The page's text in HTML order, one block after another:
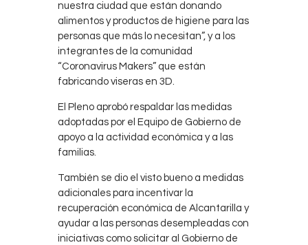
nuestra ciudad que están donando
alimentos y productos de higiene para las
personas que más lo necesitan”, y a los
integrantes de la comunidad
“Coronavirus Makers” que están
fabricando viseras en 3D.
El Pleno aprobó respaldar las medidas
adoptadas por el Equipo de Gobierno de
apoyo a la actividad económica y a las
familias.
También se dio el visto bueno a medidas
adicionales para incentivar la
recuperación económica de Alcantarilla y
ayudar a las personas desempleadas con
iniciativas como solicitar al Gobierno de